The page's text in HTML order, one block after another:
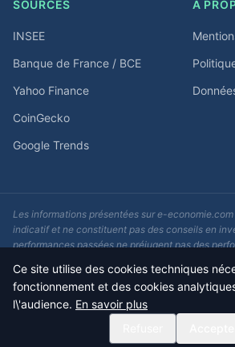
SOURCES
INSEE
Banque de France / BCE
Yahoo Finance
CoinGecko
Google Trends
À
Les informations présentées sur e-
indicatif et ne constituent pas des conseils en
performances passées ne préjugent pas des
© 2026 e-economie.com - F5Media.
Données actualisées
Ce site utilise des cookies techniques
fonctionnement et des cookies
l\'audience. En savoir plus